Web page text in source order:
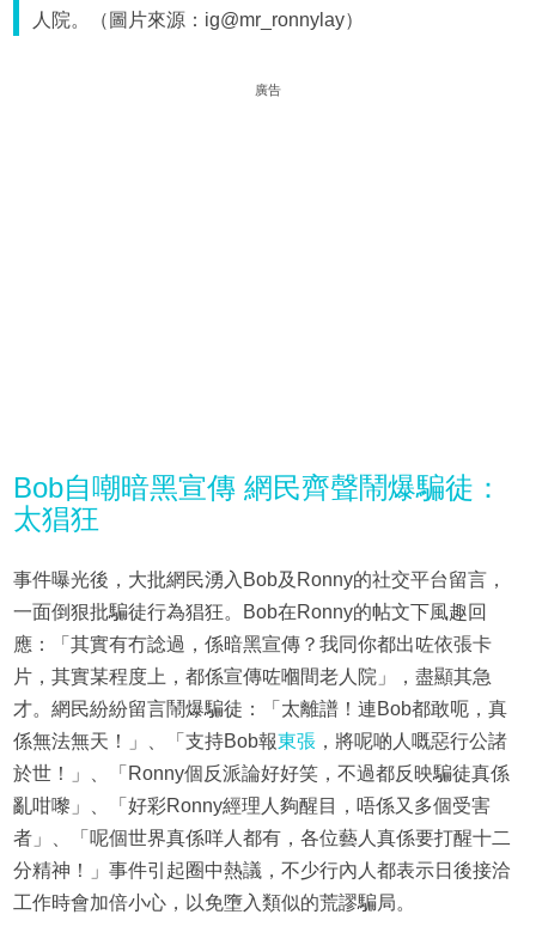
人院。（圖片來源：ig@mr_ronnylay）
廣告
Bob自嘲暗黑宣傳 網民齊聲鬧爆騙徒：
太猖狂
事件曝光後，大批網民湧入Bob及Ronny的社交平台留言，
一面倒狠批騙徒行為猖狂。Bob在Ronny的帖文下風趣回
應：「其實有冇諗過，係暗黑宣傳？我同你都出咗依張卡
片，其實某程度上，都係宣傳咗嗰間老人院」，盡顯其急
才。網民紛紛留言鬧爆騙徒：「太離譜！連Bob都敢呃，真
係無法無天！」、「支持Bob報東張，將呢啲人嘅惡行公諸
於世！」、「Ronny個反派論好好笑，不過都反映騙徒真係
亂咁嚟」、「好彩Ronny經理人夠醒目，唔係又多個受害
者」、「呢個世界真係咩人都有，各位藝人真係要打醒十二
分精神！」事件引起圈中熱議，不少行內人都表示日後接洽
工作時會加倍小心，以免墮入類似的荒謬騙局。